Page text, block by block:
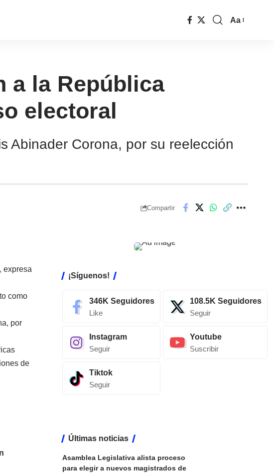
Aa
a la República
electoral
Abinader Corona, por su reelección
Compartir
expresa
como
por
de
¡Síguenos!
346K Seguidores
Like
108.5K Seguidores
Seguir
Instagram
Seguir
Youtube
Suscribir
Tiktok
Seguir
Últimas noticias
Asamblea Legislativa alista proceso
para elegir a nuevos magistrados de